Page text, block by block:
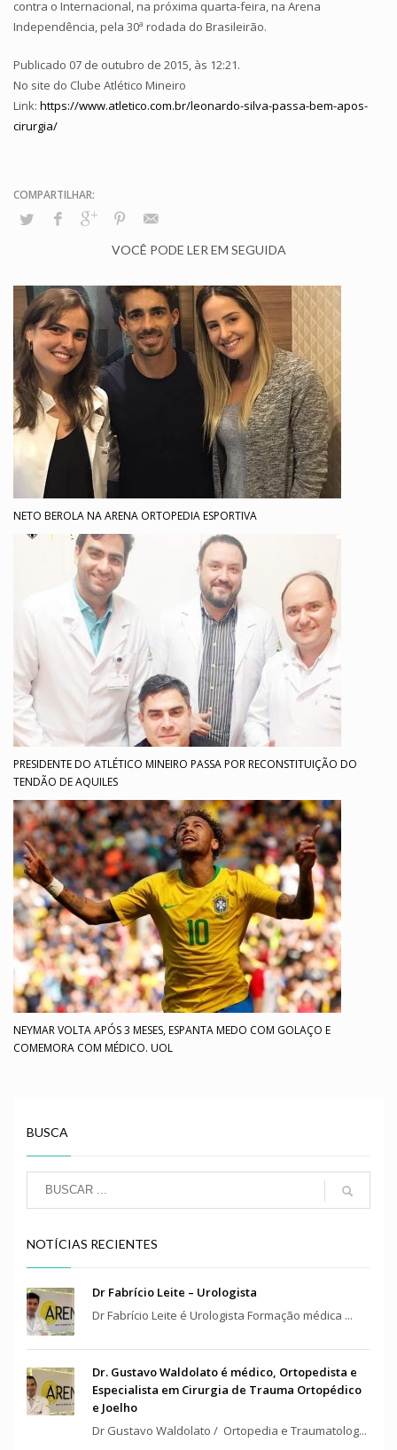
contra o Internacional, na próxima quarta-feira, na Arena
Independência, pela 30ª rodada do Brasileirão.
Publicado 07 de outubro de 2015, às 12:21.
No site do Clube Atlético Mineiro
Link: https://www.atletico.com.br/leonardo-silva-passa-bem-apos-
cirurgia/
VOCÊ PODE LER EM SEGUIDA
NETO BEROLA NA ARENA ORTOPEDIA ESPORTIVA
PRESIDENTE DO ATLÉTICO MINEIRO PASSA POR RECONSTITUIÇÃO DO
TENDÃO DE AQUILES
NEYMAR VOLTA APÓS 3 MESES, ESPANTA MEDO COM GOLAÇO E
COMEMORA COM MÉDICO. UOL
BUSCA
NOTÍCIAS RECIENTES
Dr Fabrício Leite – Urologista
Dr Fabrício Leite é Urologista Formação médica ...
Dr. Gustavo Waldolato é médico, Ortopedista e
Especialista em Cirurgia de Trauma Ortopédico
e Joelho
Dr Gustavo Waldolato / Ortopedia e Traumatolog...